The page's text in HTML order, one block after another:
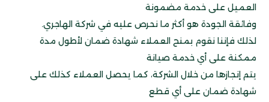
العميل على خدمة مضمونة
وفائقة الجودة هو أكثر ما نحرص عليه في شركة الهاجري.
لذلك فإننا نقوم بمنح العملاء شهادة ضمان لأطول مدة
ممكنة على أي خدمة صيانة
يتم إنجازها من خلال الشركة، كما يحصل العملاء كذلك على
شهادة ضمان على أي قطع